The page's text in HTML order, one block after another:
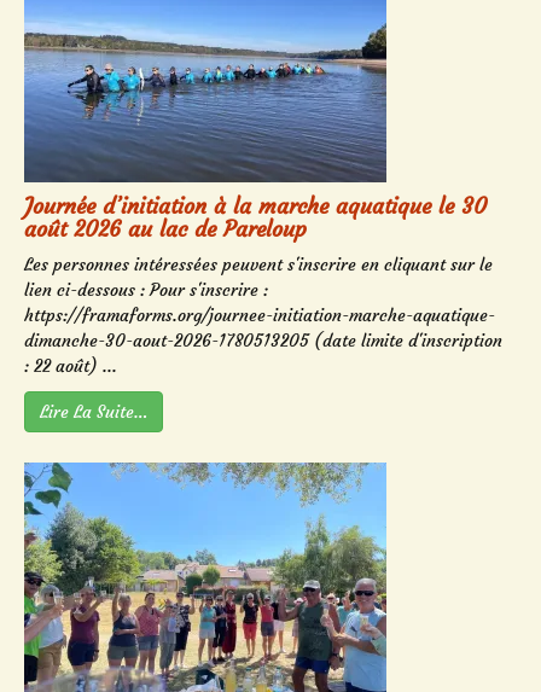
Journée d’initiation à la marche aquatique le 30
août 2026 au lac de Pareloup
Les personnes intéressées peuvent s'inscrire en cliquant sur le
lien ci-dessous : Pour s'inscrire :
https://framaforms.org/journee-initiation-marche-aquatique-
dimanche-30-aout-2026-1780513205 (date limite d'inscription
: 22 août) ...
Lire La Suite…